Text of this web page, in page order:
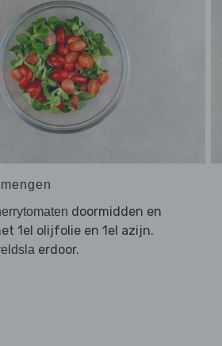
doormidden en
1el olijfolie en 1el azijn.
erdoor.